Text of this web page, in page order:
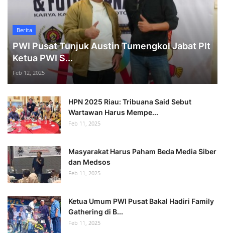
Berita
PWI Pusat Tunjuk Austin Tumengkol Jabat Plt
Ketua PWI S...
Feb 12, 2025
HPN 2025 Riau: Tribuana Said Sebut
Wartawan Harus Mempe...
Feb 11, 2025
Masyarakat Harus Paham Beda Media Siber
dan Medsos
Feb 11, 2025
Ketua Umum PWI Pusat Bakal Hadiri Family
Gathering di B...
Feb 11, 2025